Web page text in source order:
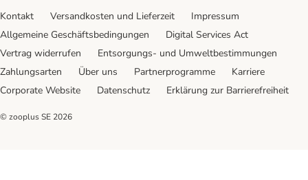
Kontakt Versandkosten und Lieferzeit
Impressum
Allgemeine Geschäftsbedingungen
Digital Services Act
Vertrag widerrufen
Entsorgungs- und Umweltbestimmungen
Zahlungsarten
Über uns Partnerprogramme
Karriere
Corporate Website
Datenschutz Erklärung zur Barrierefreiheit
© zooplus SE 2026